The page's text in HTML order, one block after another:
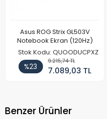
Asus ROG Strix GL503V
Notebook Ekran (120Hz)
Stok Kodu: QUOODUCPXZ
%23
9.215,74 TL
7.089,03 TL
Benzer Ürünler